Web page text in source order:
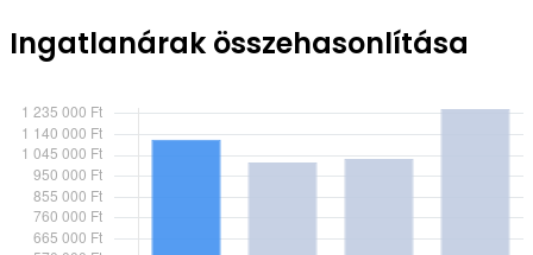
Ingatlanárak összehasonlítása